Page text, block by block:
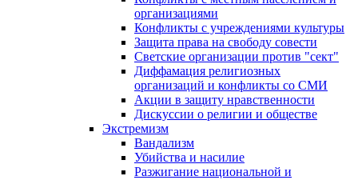
организациями
Конфликты с учреждениями культуры
Защита права на свободу совести
Светские организации против "сект"
Диффамация религиозных
организаций и конфликты со СМИ
Акции в защиту нравственности
Дискуссии о религии и обществе
Экстремизм
Вандализм
Убийства и насилие
Разжигание национальной и